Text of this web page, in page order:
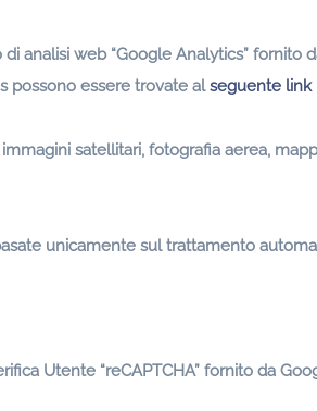
analisi web “Google Analytics” fornito
possono essere trovate alseguente link
satellitari, fotografia aerea,
unicamente sul trattamento
Utente “reCAPTCHA” fornito da